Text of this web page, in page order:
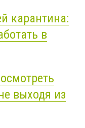
карантина:
в
выходя из